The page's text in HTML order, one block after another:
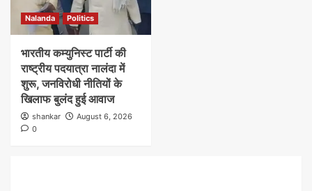
Nalanda Politics
भारतीय कम्युनिस्ट पार्टी की
राष्ट्रीय पदयात्रा नालंदा में
शुरू, जनविरोधी नीतियों के
खिलाफ बुलंद हुई आवाज
shankar
August 6, 2026
0